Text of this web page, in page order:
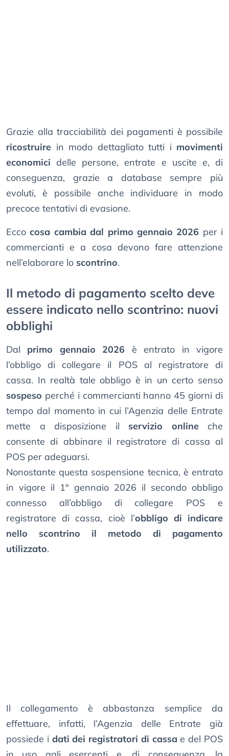
Grazie alla tracciabilità dei pagamenti è possibile
ricostruire in modo dettagliato tutti i movimenti
economici delle persone, entrate e uscite e, di
conseguenza, grazie a database sempre più
evoluti, è possibile anche individuare in modo
precoce tentativi di evasione.
Eccocosa cambia dal primo gennaio 2026 per i
commercianti e a cosa devono fare attenzione
nell’elaborare lo scontrino.
Il metodo di pagamento scelto deve
essere indicato nello scontrino: nuovi
obblighi
Dal primo gennaio 2026 è entrato in vigore
l’obbligo di collegare il POS al registratore di
cassa. In realtà tale obbligo è in un certo senso
sospeso perché i commercianti hanno 45 giorni di
tempo dal momento in cui l’Agenzia delle Entrate
mette a disposizione il servizio onlineche
consente di abbinare il registratore di cassa al
POS per adeguarsi.
Nonostante questa sospensione tecnica, è entrato
in vigore il 1° gennaio 2026 il secondo obbligo
connesso all’obbligo di collegare POS e
registratore di cassa, cioè l’obbligo di indicare
nello scontrino il metodo di pagamento
utilizzato.
Il collegamento è abbastanza semplice da
effettuare, infatti, l’Agenzia delle Entrate già
possiede i dati dei registratori di cassa e del POS